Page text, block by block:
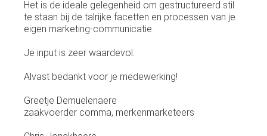
Het is de ideale gelegenheid om gestructureerd stil
te staan bij de talrijke facetten en processen van je
eigen marketing-communicatie.
Je input is zeer waardevol.
Alvast bedankt voor je medewerking!
Greetje Demuelenaere
zaakvoerder comma, merkenmarketeers